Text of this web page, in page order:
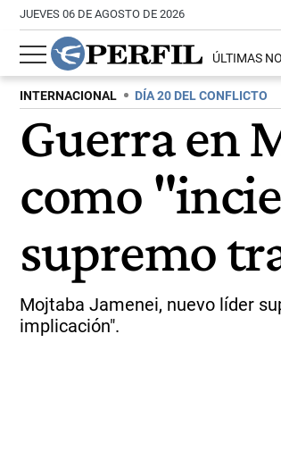
JUEVES 06 DE AGOSTO DE 2026
ÚLTIMAS
INTERNACIONAL DÍA 20 DEL CONFLICTO
Guerra en
como
supremo
Mojtaba Jamenei, nuevo líder
implicación".